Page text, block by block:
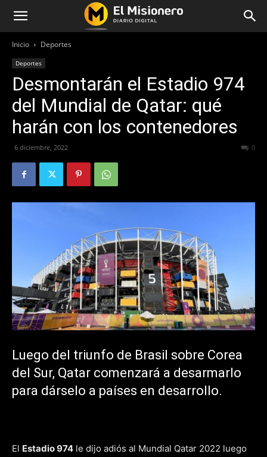
Inicio Deportes
Deportes
Desmontarán el Estadio 974
del Mundial de Qatar: qué
harán con los contenedores
6 diciembre, 2022 0
Luego del triunfo de Brasil sobre Corea
del Sur, Qatar comenzará a desarmarlo
para dárselo a países en desarrollo.
El Estadio 974 le dijo adiós al Mundial Qatar 2022 luego